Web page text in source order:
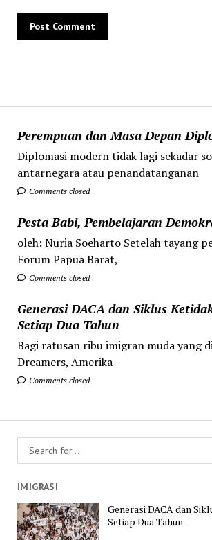
Perempuan dan Masa Depan
Diplomasi modern tidak lagi sekadar
antarnegara atau penandatanganan
Comments closed
Pesta Babi, Pembelajaran
oleh: Nuria Soeharto Setelah tayang
Forum Papua Barat,
Comments closed
Generasi DACA dan Siklus
Setiap Dua Tahun
Bagi ratusan ribu imigran muda yang
Dreamers, Amerika
Comments closed
IMIGRASI
Generasi DACA dan
Setiap Dua Tahun